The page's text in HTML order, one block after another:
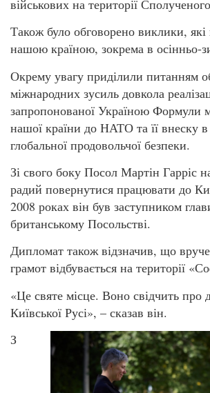
військових на території
Також було обговорено виклики,
нашою країною, зокрема в осінньо-
Окрему увагу приділили питанням
міжнародних зусиль довкола
запропонованої Україною Формули
нашої країни до НАТО та її внеску в
глобальної продовольчої безпеки.
Зі свого боку Посол Мартін Гарріс
радий повернутися працювати до
2008 роках він був заступником
британському Посольстві.
Дипломат також відзначив, що
грамот відбувається на території
«Це святе місце. Воно свідчить про
Київської Русі», – сказав він.
З